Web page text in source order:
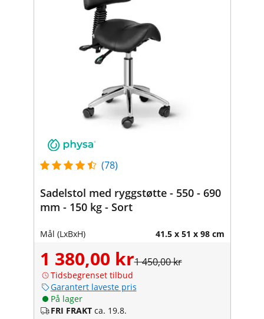
(78)
Sadelstol med ryggstøtte - 550 - 690
mm - 150 kg - Sort
Mål (LxBxH) 41.5 x 51 x 98 cm
1 380,00 kr1 450,00 kr
Tidsbegrenset tilbud
Garantert laveste pris
På lager
FRI FRAKT ca. 19.8.